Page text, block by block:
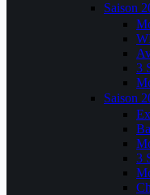
Saison
3
Saison
3